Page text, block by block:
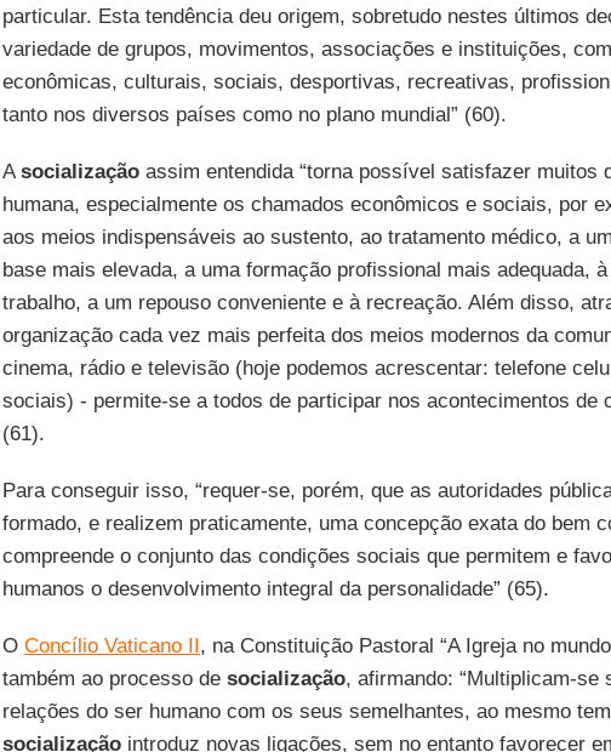
particular. Esta tendência deu origem, sobretudo nestes últimos
variedade de grupos, movimentos, associações e instituições,
econômicas, culturais, sociais, desportivas, recreativas,
tanto nos diversos países como no plano mundial” (60).
Asocializaçãoassim entendida “torna possível satisfazer muitos
humana, especialmente os chamados econômicos e sociais, por
aos meios indispensáveis ao sustento, ao tratamento médico, a
base mais elevada, a uma formação profissional mais adequada,
trabalho, a um repouso conveniente e à recreação. Além disso,
organização cada vez mais perfeita dos meios modernos da
cinema, rádio e televisão (hoje podemos acrescentar: telefone
sociais) - permite-se a todos de participar nos acontecimentos de
(61).
Para conseguir isso, “requer-se, porém, que as autoridades
formado, e realizem praticamente, uma concepção exata do bem
compreende o conjunto das condições sociais que permitem e
humanos o desenvolvimento integral da personalidade” (65).
O Concílio Vaticano II, na Constituição Pastoral “A Igreja no
também ao processo de socialização, afirmando: “Multiplicam-se
relações do ser humano com os seus semelhantes, ao mesmo
socializaçãointroduz novas ligações, sem no entanto favorecer